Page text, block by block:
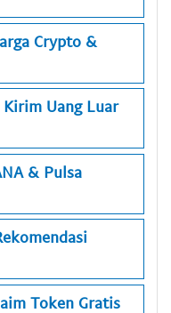
Crypto &
Uang Luar
& Pulsa
Token Gratis